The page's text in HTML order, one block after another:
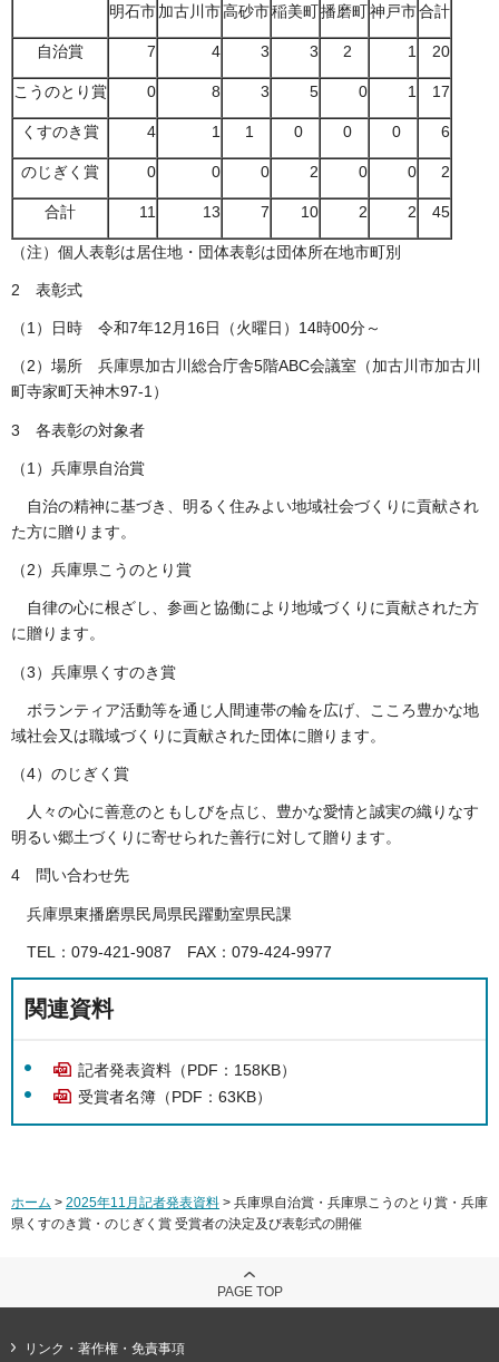
明石市加古川市高砂市稲美町播磨町神戸市合計
自治賞 7 4 3 3 2 1 20
こうのとり賞 0 8 3 5 0 1 17
くすのき賞 4 1 1 0 0 0 6
のじぎく賞 0 0 0 2 0 0 2
合計 11 13 7 10 2 2 45
（注）個人表彰は居住地・団体表彰は団体所在地市町別
2 表彰式
（1）日時 令和7年12月16日（火曜日）14時00分～
（2）場所 兵庫県加古川総合庁舎5階ABC会議室（加古川市加古川
町寺家町天神木97-1）
3 各表彰の対象者
（1）兵庫県自治賞
自治の精神に基づき、明るく住みよい地域社会づくりに貢献され
た方に贈ります。
（2）兵庫県こうのとり賞
自律の心に根ざし、参画と協働により地域づくりに貢献された方
に贈ります。
（3）兵庫県くすのき賞
ボランティア活動等を通じ人間連帯の輪を広げ、こころ豊かな地
域社会又は職域づくりに貢献された団体に贈ります。
（4）のじぎく賞
人々の心に善意のともしびを点じ、豊かな愛情と誠実の織りなす
明るい郷土づくりに寄せられた善行に対して贈ります。
4 問い合わせ先
兵庫県東播磨県民局県民躍動室県民課
TEL：079-421-9087 FAX：079-424-9977
関連資料
記者発表資料（PDF：158KB）
受賞者名簿（PDF：63KB）
ホーム > 2025年11月記者発表資料 > 兵庫県自治賞・兵庫県こうのとり賞・兵庫
県くすのき賞・のじぎく賞 受賞者の決定及び表彰式の開催
PAGE TOP
リンク・著作権・免責事項